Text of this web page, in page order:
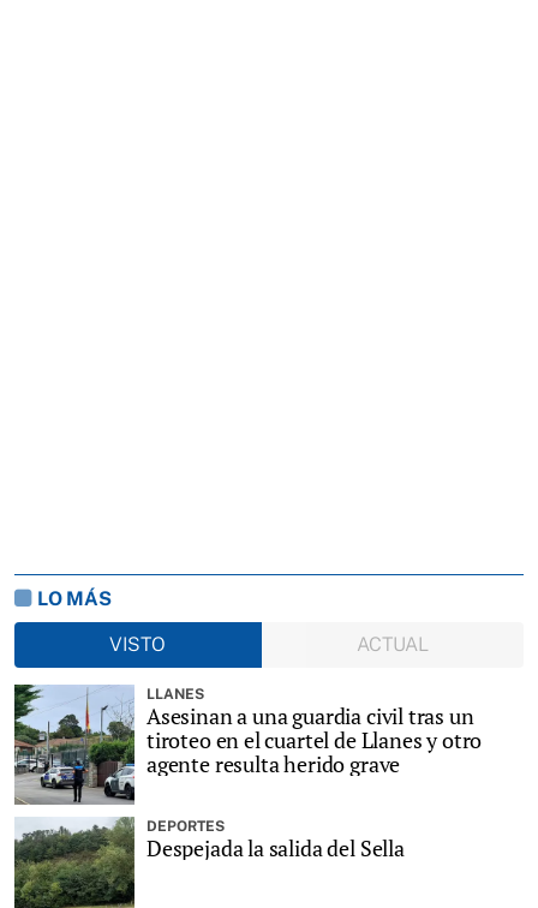
LO MÁS
VISTO
ACTUAL
LLANES
Asesinan a una guardia civil tras un
tiroteo en el cuartel de Llanes y otro
agente resulta herido grave
DEPORTES
Despejada la salida del Sella